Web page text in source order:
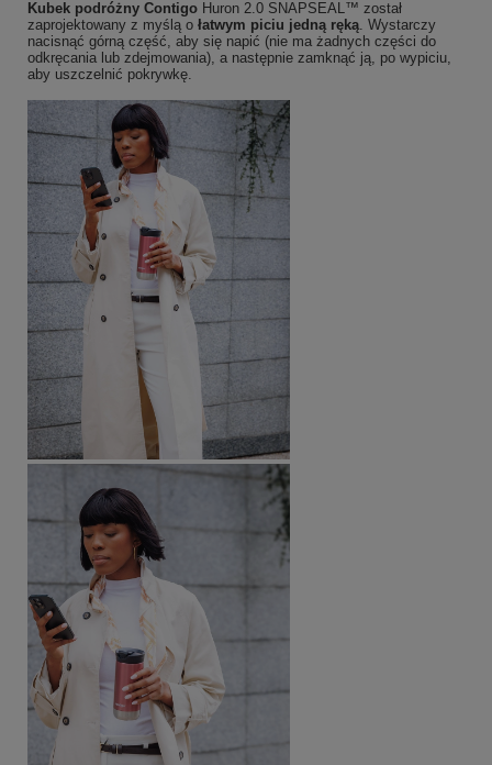
Kubek podróżny Contigo Huron 2.0 SNAPSEAL™ został
zaprojektowany z myślą o łatwym piciu jedną ręką . Wystarczy
nacisnąć górną część, aby się napić (nie ma żadnych części do
odkręcania lub zdejmowania), a następnie zamknąć ją, po wypiciu,
aby uszczelnić pokrywkę.